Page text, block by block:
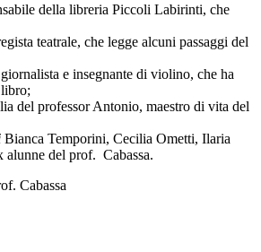
della libreria Piccoli Labirinti, che
teatrale, che legge alcuni passaggi del
e insegnante di violino, che ha
del professor Antonio, maestro di vita del
Bianca Temporini, Cecilia Ometti, Ilaria
alunne del prof. Cabassa.